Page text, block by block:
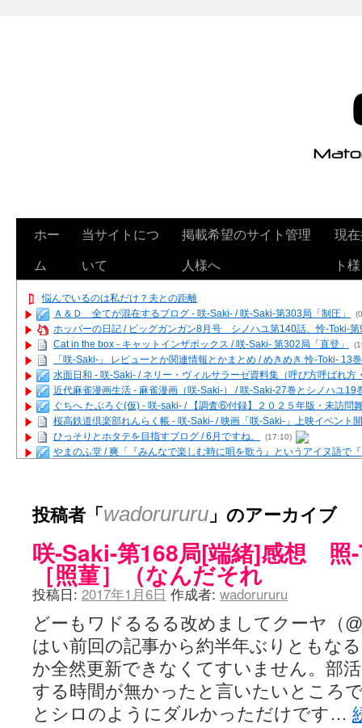
ホー
ム
当サイトにつ
いて
掲載希望のサイト管理
人様へ
現
ト様
悩んでいるのは私だけ？夫との距離
Ａ＆Ｄ 全てが混在するブログ - 咲-Saki- / 咲-Saki-第303局「制圧」
ホッパーの日記 / ビッグガンガン8月号 シノハユ第140話、怜-Toki-第
Cat in the box - キャットインザボックス / 咲-Saki- 第302局「直登」
「咲-Saki-」 レビューとか関連情報とかまとめ / めきめき 怜-Toki- 13
水面日和 - 咲-Saki- / ネリー・ヴィルサラーゼ資料集（呼び方呼ばれ方
近代麻雀漫画生活 - 麻雀漫画（咲-Saki-） / 咲-Saki-27巻とシノハユ
ぐちへ たぶろぐ(仮) - 咲-saki- / 【調査⑥付録】２０２５年版・未訪問
桜高鉄道倶楽部れんらく帳 - 咲-Saki- / 映画「咲-Saki-」上映イベント
ひっそりとホタテを目指すブログ / 6月ですね。
(17:10)
やまのふ堂 / 爽「『みんなで楽しむ時に唄を歌う』というアイヌ語で
咲クラ女子 - 咲-Saki- / 姫松の上重漫ちゃんと演じている伊達朱里紗さ
咲ミダレ - 咲-saki- / MJ第14回咲CUP 咲なま他 (11:53)
はやりの如く☆ - 咲-saki- / 悪いこと【SS】 (06:42)
麻雀雑記あれこれ - 咲 -Saki- / 咲-Saki-キャラが台湾麻雀を打ったらど
またの名を咲ブログ - 咲-Saki- / 男体化すると聞いての落書き
BBKN BLOG / トップページ（サイトマップ） (15:00)
あにてつ！ / 千里山に行ってきました（2017年09月）
さくやこのはな - 咲 -saki- / 末の千里のために(咲さんが和ちゃんを招
凡人の私 / ステルス坂こと咲-Saki-5巻表紙の舞台を発見しました
嶺上開花自摸 / Last day of Summer session 1
おもちもちもち - 咲-Saki- / ５・８小林先生の日記更新について考え
かんむりとかげ - 咲-Saki- / 立先生の更新 (11:32)
投稿者「wadorururu 」のアーカイブ
咲-Saki-第168局[端緒]感想 照
［照菫］（なんだそれ
投稿日: 2017年1月6日 作成者: wadorururu
どーもワドるるる改めましてクーヤ（
はい前回の記事から約半年ぶりともな
か全然更新できなくてすいません。部
する時間が無かったと言いたいところ
とシロのようにダルかっただけです…